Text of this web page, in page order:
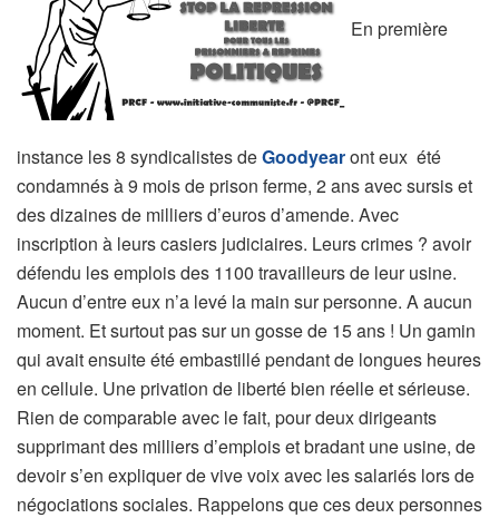
En première
instance les 8 syndicalistes deGoodyearont eux été
condamnés à 9 mois de prison ferme, 2 ans avec sursis et
des dizaines de milliers d’euros d’amende. Avec
inscription à leurs casiers judiciaires. Leurs crimes ? avoir
défendu les emplois des 1100 travailleurs de leur usine.
Aucun d’entre eux n’a levé la main sur personne. A aucun
moment. Et surtout pas sur un gosse de 15 ans ! Un gamin
qui avait ensuite été embastillé pendant de longues heures
en cellule. Une privation de liberté bien réelle et sérieuse.
Rien de comparable avec le fait, pour deux dirigeants
supprimant des milliers d’emplois et bradant une usine, de
devoir s’en expliquer de vive voix avec les salariés lors de
négociations sociales. Rappelons que ces deux personnes